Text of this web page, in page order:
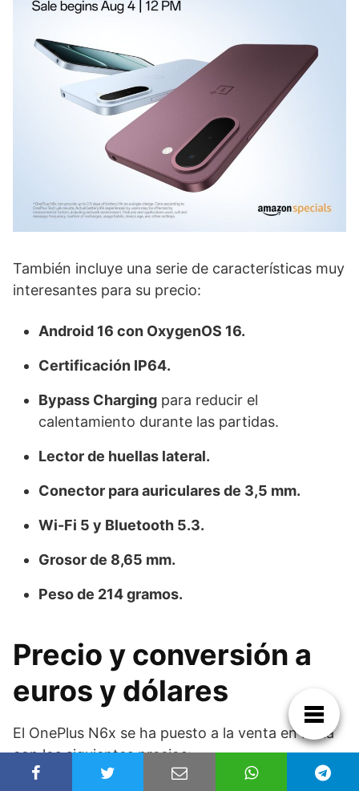
También incluye una serie de características muy
interesantes para su precio:
Android 16 con OxygenOS 16.
Certificación IP64.
Bypass Charging para reducir el
calentamiento durante las partidas.
Lector de huellas lateral.
Conector para auriculares de 3,5 mm.
Wi-Fi 5 y Bluetooth 5.3.
Grosor de 8,65 mm.
Peso de 214 gramos.
Precio y conversión a
euros y dólares
El OnePlus N6x se ha puesto a la venta en India
con los siguientes precios: